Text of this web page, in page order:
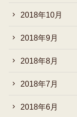
2018年10月
2018年9月
2018年8月
2018年7月
2018年6月